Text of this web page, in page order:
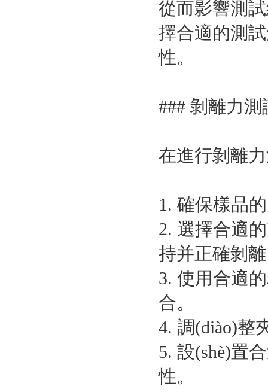
從而影響測試
擇合適的測
性。
### 剝離力
在進行剝離力
1. 確保樣品的
2. 選擇合適的
持并正確剝離
3. 使用合適
合。
4. 調(diào)整
5. 設(shè)置
性。